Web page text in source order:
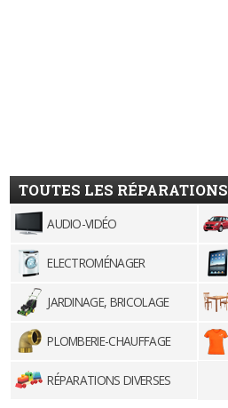
TOUTES LES RÉPARATIONS
AUDIO-VIDÉO
ELECTROMÉNAGER
JARDINAGE, BRICOLAGE
PLOMBERIE-CHAUFFAGE
RÉPARATIONS DIVERSES